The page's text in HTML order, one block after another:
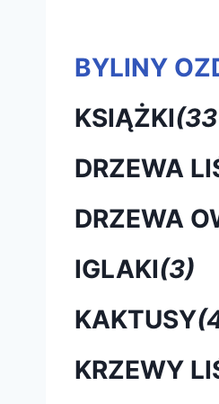
BYLINY
KSIĄŻKI
DRZEWA
DRZEWA
IGLAKI(3)
KAKTUSY
KRZEWY